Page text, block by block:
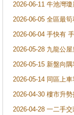
2026-06-11 牛池灣
2026-06-05 全區最
2026-06-04 手快有
2026-05-28 九龍公
2026-05-15 新盤向
2026-05-14 同區上
2026-04-30 樓市升
2026-04-28 一二手